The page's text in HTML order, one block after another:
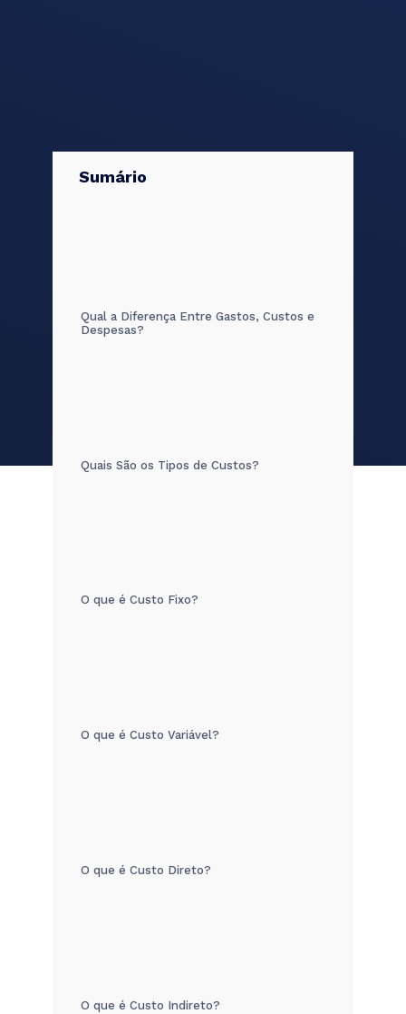
Sumário
Qual a Diferença Entre Gastos, Custos e
Despesas?
Quais São os Tipos de Custos?
O que é Custo Fixo?
O que é Custo Variável?
O que é Custo Direto?
O que é Custo Indireto?